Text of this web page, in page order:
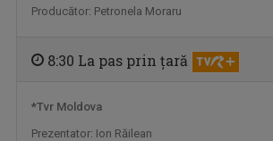
Producător: Petronela Moraru
8:30 La pas prin ţară
*Tvr Moldova
Prezentator: Ion Răilean